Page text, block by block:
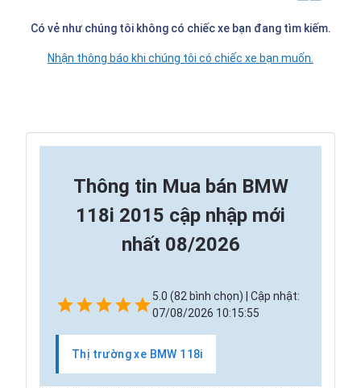
Có vẻ như chúng tôi không có chiếc xe bạn đang tìm kiếm.
Nhận thông báo khi chúng tôi có chiếc xe bạn muốn.
Thông tin Mua bán BMW
118i 2015 cập nhập mới
nhất 08/2026
5.0 (82 bình chọn) | Cập nhật:
07/08/2026 10:15:55
Thị trường xe BMW 118i